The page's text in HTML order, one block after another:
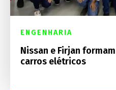
ENGENHARIA
Nissan e Firjan
carros elétricos